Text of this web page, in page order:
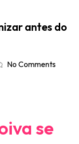
antes do
No Comments
se